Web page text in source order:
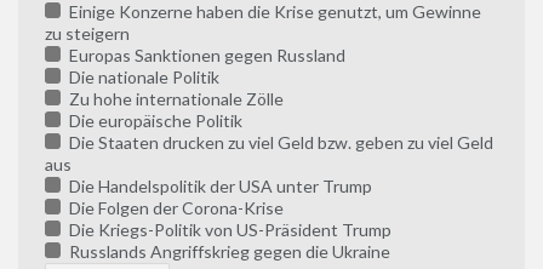
Einige Konzerne haben die Krise genutzt, um Gewinne
zu steigern
Europas Sanktionen gegen Russland
Die nationale Politik
Zu hohe internationale Zölle
Die europäische Politik
Die Staaten drucken zu viel Geld bzw. geben zu viel Geld
aus
Die Handelspolitik der USA unter Trump
Die Folgen der Corona-Krise
Die Kriegs-Politik von US-Präsident Trump
Russlands Angriffskrieg gegen die Ukraine